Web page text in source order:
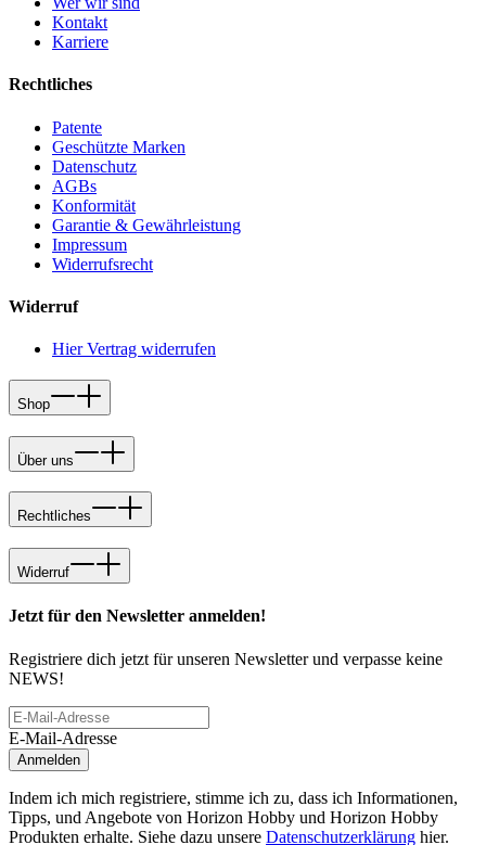
Kontakt
Karriere
Rechtliches
Patente
Geschützte Marken
Datenschutz
AGBs
Konformität
Garantie & Gewährleistung
Impressum
Widerrufsrecht
Widerruf
Hier Vertrag widerrufen
Shop
Über uns
Rechtliches
Widerruf
Jetzt für den Newsletter anmelden!
Registriere dich jetzt für unseren Newsletter und verpasse keine
NEWS!
E-Mail-Adresse
Anmelden
Indem ich mich registriere, stimme ich zu, dass ich Informationen,
Tipps, und Angebote von Horizon Hobby und Horizon Hobby
Produkten erhalte. Siehe dazu unsere Datenschutzerklärung hier.